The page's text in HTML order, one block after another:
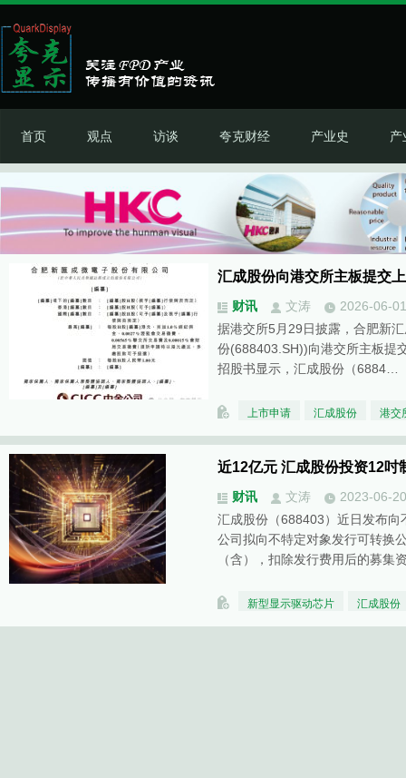
首页 观点 访谈 夸克财经 产业史 产
汇成股份向港交所主板提交
财讯 文涛
2026-06-01
据港交所5月29日披露，合肥新
份(688403.SH))向港交所主板提
招股书显示，汇成股份（6884…
上市申请 汇成股份 港交
近12亿元 汇成股份投资12吋
财讯 文涛
2023-06-20
汇成股份（688403）近日发布
公司拟向不特定对象发行可转换
（含），扣除发行费用后的募集
新型显示驱动芯片 汇成股份